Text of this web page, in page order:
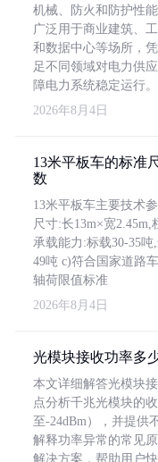
机械、防火和防护性
广泛用于商业建筑、
和数据中心等场所，
足不同领域对电力供
障电力系统稳定运行。
2026年8月4日
13米平板车的标准
数
13米平板车主要技术
尺寸:长13m×宽2.45m,
承载能力:标载30-35
49吨 c)符合国家道路
轴荷限值标准
2026年8月4日
光模块接收功率多
本文详细解答光模块
点分析千兆光模块的
至-24dBm），并提供
解释功率异常的常见
解决方案，帮助用户